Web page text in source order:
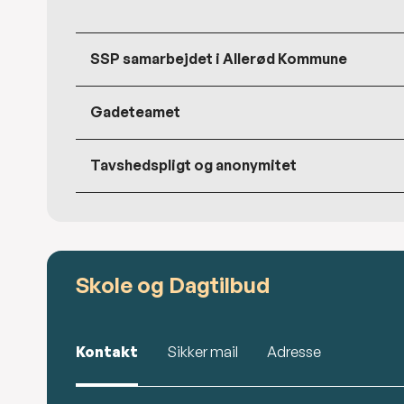
SSP samarbejdet i Allerød Kommune
Gadeteamet
Tavshedspligt og anonymitet
Skole og Dagtilbud
Kontakt Sikker mail Adresse